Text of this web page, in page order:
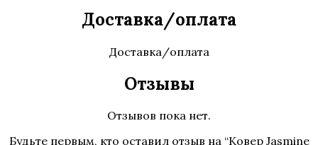
Доставка/оплата
Доставка/оплата
Отзывы
Отзывов пока нет.
Будьте первым, кто оставил отзыв на “Ковер Jasmine